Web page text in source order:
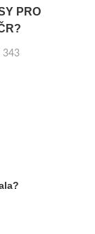
PRO
343